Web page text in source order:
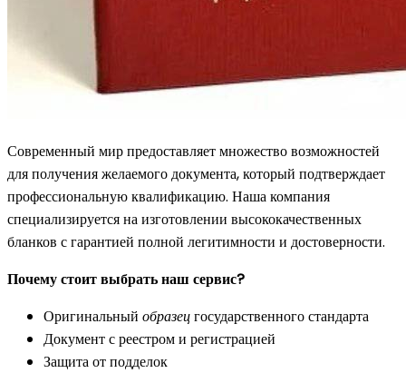
Современный мир предоставляет множество возможностей
для получения желаемого документа, который подтверждает
профессиональную квалификацию. Наша компания
специализируется на изготовлении высококачественных
бланков с гарантией полной легитимности и достоверности.
Почему стоит выбрать наш сервис?
Оригинальный образецгосударственного стандарта
Документ с реестром и регистрацией
Защита от подделок